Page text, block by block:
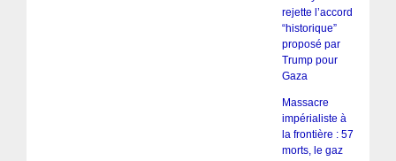
rejette l’accord
“historique”
proposé par
Trump pour
Gaza
Massacre
impérialiste à
la frontière : 57
morts, le gaz